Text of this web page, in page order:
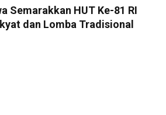
Semarakkan HUT Ke-81 RI
dan Lomba Tradisional